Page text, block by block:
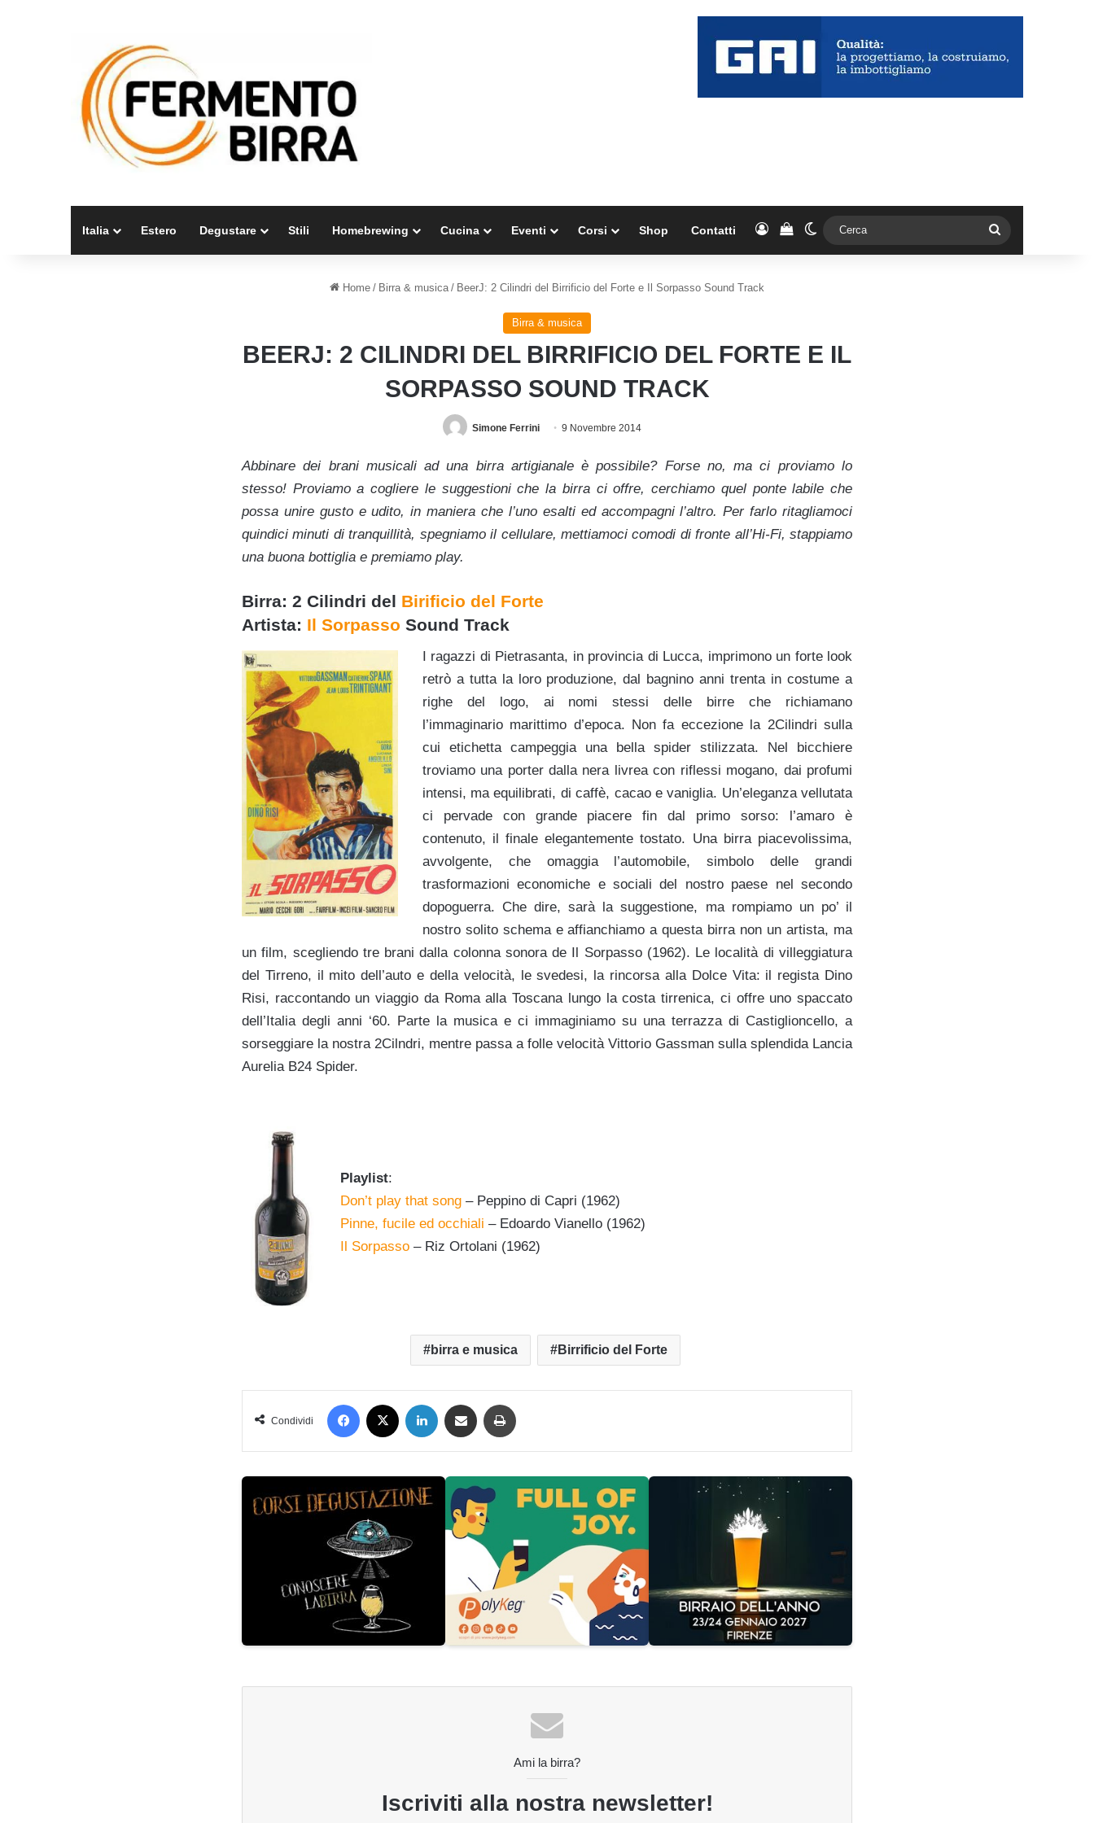
Italia Estero Degustare Stili Homebrewing Cucina Eventi Corsi Shop Contatti AccediVedi il carrello
Cambia aspetto
Home / Birra & musica / BeerJ: 2 Cilindri del Birrificio del Forte e Il Sorpasso Sound Track
Birra & musica
BEERJ: 2 CILINDRI DEL BIRRIFICIO DEL FORTE E IL
SORPASSO SOUND TRACK
Simone Ferrini 9 Novembre 2014
Abbinare dei brani musicali ad una birra artigianale è possibile? Forse no, ma ci proviamo lo
stesso! Proviamo a cogliere le suggestioni che la birra ci offre, cerchiamo quel ponte labile che
possa unire gusto e udito, in maniera che l’uno esalti ed accompagni l’altro. Per farlo ritagliamoci
quindici minuti di tranquillità, spegniamo il cellulare, mettiamoci comodi di fronte all’Hi-Fi, stappiamo
una buona bottiglia e premiamo play.
Birra: 2 Cilindri del Birificio del Forte
Artista: Il Sorpasso Sound Track
I ragazzi di Pietrasanta, in provincia di Lucca, imprimono un forte look
retrò a tutta la loro produzione, dal bagnino anni trenta in costume a
righe del logo, ai nomi stessi delle birre che richiamano
l’immaginario marittimo d’epoca. Non fa eccezione la 2Cilindri sulla
cui etichetta campeggia una bella spider stilizzata. Nel bicchiere
troviamo una porter dalla nera livrea con riflessi mogano, dai profumi
intensi, ma equilibrati, di caffè, cacao e vaniglia. Un’eleganza vellutata
ci pervade con grande piacere fin dal primo sorso: l’amaro è
contenuto, il finale elegantemente tostato. Una birra piacevolissima,
avvolgente, che omaggia l’automobile, simbolo delle grandi
trasformazioni economiche e sociali del nostro paese nel secondo
dopoguerra. Che dire, sarà la suggestione, ma rompiamo un po’ il
nostro solito schema e affianchiamo a questa birra non un artista, ma
un film, scegliendo tre brani dalla colonna sonora de Il Sorpasso (1962). Le località di villeggiatura
del Tirreno, il mito dell’auto e della velocità, le svedesi, la rincorsa alla Dolce Vita: il regista Dino
Risi, raccontando un viaggio da Roma alla Toscana lungo la costa tirrenica, ci offre uno spaccato
dell’Italia degli anni ‘60. Parte la musica e ci immaginiamo su una terrazza di Castiglioncello, a
sorseggiare la nostra 2Cilndri, mentre passa a folle velocità Vittorio Gassman sulla splendida Lancia
Aurelia B24 Spider.
Playlist:
Don’t play that song– Peppino di Capri (1962)
Pinne, fucile ed occhiali – Edoardo Vianello (1962)
Il Sorpasso– Riz Ortolani (1962)
birra e musica Birrificio del Forte
Condividi
Facebook LinkedIn Condividi via mail
Ami la birra?
Iscriviti alla nostra newsletter!